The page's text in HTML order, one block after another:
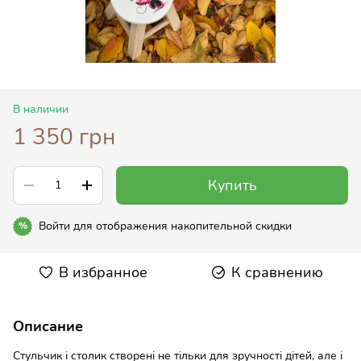
В наличии
1 350 грн
Купить
% Войти для отображения накопительной скидки
В избранное К сравнению
Описание
Стульчик і столик створені не тільки для зручності дітей, але і